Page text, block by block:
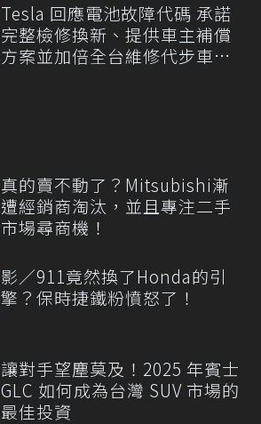
Tesla 回應電池故障代碼 承諾
完整檢修換新、提供車主補償
方案並加倍全台維修代步車數
真的賣不動了？Mitsubishi漸
遭經銷商淘汰，並且專注二手
市場尋商機！
影／911竟然換了Honda的引
擎？保時捷鐵粉憤怒了！
讓對手望塵莫及！2025 年賓士
GLC 如何成為台灣 SUV 市場的
最佳投資